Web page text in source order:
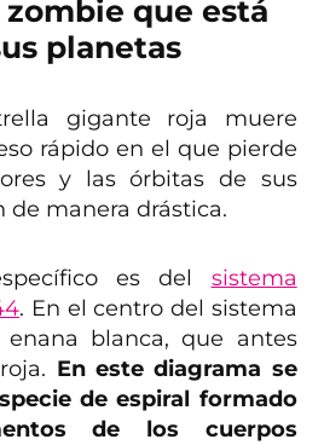
que está
planetas
gigante roja muere
rápido en el que pierde
y las órbitas de sus
de manera drástica.
es del sistema
. En el centro del sistema
blanca, que antes
En este diagrama se
de espiral formado
de los cuerpos